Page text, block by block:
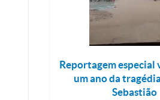
Reportagem especial
um ano da
Sebastião